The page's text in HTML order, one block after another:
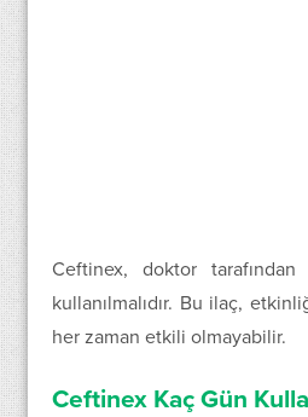
Ceftinex, doktor
kullanılmalıdır. Bu ilaç,
her zaman etkili olmayabilir.
Ceftinex Kaç Gün